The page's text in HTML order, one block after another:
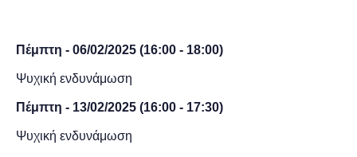
Πέμπτη - 06/02/2025 (16:00 - 18:00)
Ψυχική ενδυνάμωση
Πέμπτη - 13/02/2025 (16:00 - 17:30)
Ψυχική ενδυνάμωση